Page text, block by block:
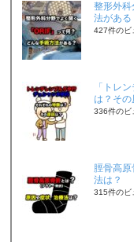
整形外科
法がある
427件のビ
「トレ
は？その
336件のビ
脛骨高
法は？
315件のビ